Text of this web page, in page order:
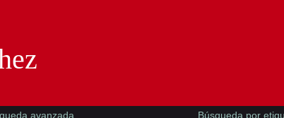
avanzada Búsqueda por